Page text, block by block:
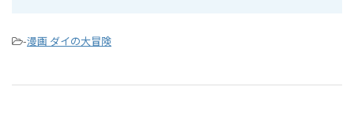
-漫画 ダイの大冒険